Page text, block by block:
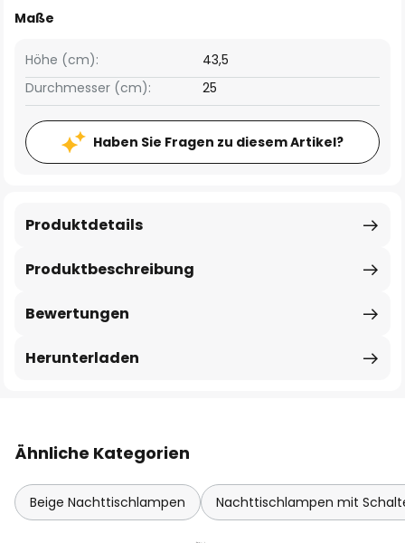
Maße
Höhe (cm):
43,5
Durchmesser (cm):
25
Haben Sie Fragen zu diesem Artikel?
Produktbeschreibung
Produktdetails
Bewertungen
Herunterladen
Ähnliche Kategorien
Beige Nachttischlampen Nachttischlampen mit